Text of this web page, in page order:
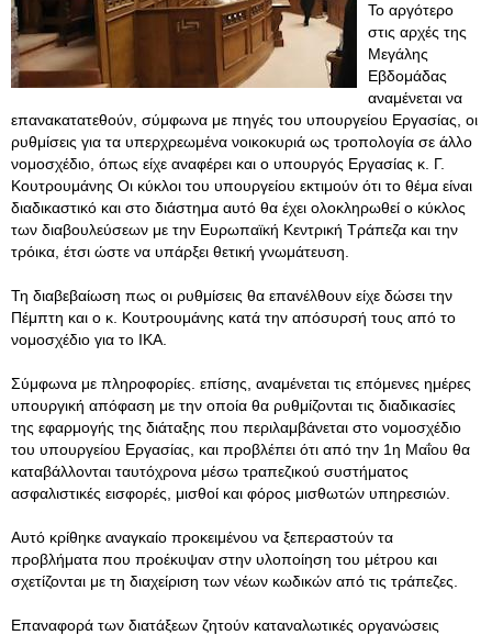
Το αργότερο
στις αρχές της
Μεγάλης
Εβδομάδας
αναμένεται να
επανακατατεθούν, σύμφωνα με πηγές του υπουργείου Εργασίας, οι
ρυθμίσεις για τα υπερχρεωμένα νοικοκυριά ως τροπολογία σε άλλο
νομοσχέδιο, όπως είχε αναφέρει και ο υπουργός Εργασίας κ. Γ.
Κουτρουμάνης Οι κύκλοι του υπουργείου εκτιμούν ότι το θέμα είναι
διαδικαστικό και στο διάστημα αυτό θα έχει ολοκληρωθεί ο κύκλος
των διαβουλεύσεων με την Ευρωπαϊκή Κεντρική Τράπεζα και την
τρόικα, έτσι ώστε να υπάρξει θετική γνωμάτευση.
Τη διαβεβαίωση πως οι ρυθμίσεις θα επανέλθουν είχε δώσει την
Πέμπτη και ο κ. Κουτρουμάνης κατά την απόσυρσή τους από το
νομοσχέδιο για το ΙΚΑ.
Σύμφωνα με πληροφορίες. επίσης, αναμένεται τις επόμενες ημέρες
υπουργική απόφαση με την οποία θα ρυθμίζονται τις διαδικασίες
της εφαρμογής της διάταξης που περιλαμβάνεται στο νομοσχέδιο
του υπουργείου Εργασίας, και προβλέπει ότι από την 1η Μαΐου θα
καταβάλλονται ταυτόχρονα μέσω τραπεζικού συστήματος
ασφαλιστικές εισφορές, μισθοί και φόρος μισθωτών υπηρεσιών.
Αυτό κρίθηκε αναγκαίο προκειμένου να ξεπεραστούν τα
προβλήματα που προέκυψαν στην υλοποίηση του μέτρου και
σχετίζονται με τη διαχείριση των νέων κωδικών από τις τράπεζες.
Επαναφορά των διατάξεων ζητούν καταναλωτικές οργανώσεις